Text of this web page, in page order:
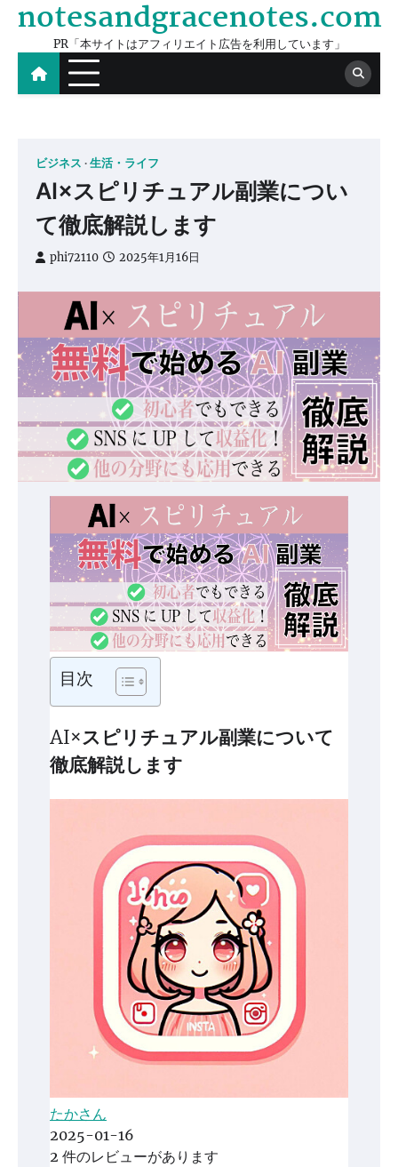
Skip
content
notesandgracenotes.com
PR「本サイトはアフィリエイト広告を利用しています」
ビジネス 生活・ライフ
AI×スピリチュアル副業につい
て徹底解説します
phi72110 2025年1月16日
目次
AI×スピリチュアル副業について
徹底解説します
たかさん
2025-01-16
2 件のレビューがあります